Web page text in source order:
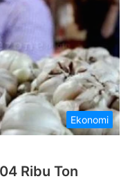
Ekonomi
Ribu Ton